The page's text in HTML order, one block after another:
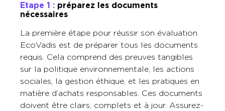
Etape 1 : préparez les documents
nécessaires
La première étape pour réussir son évaluation
EcoVadis est de préparer tous les documents
requis. Cela comprend des preuves tangibles
sur la politique environnementale, les actions
sociales, la gestion éthique, et les pratiques en
matière d’achats responsables. Ces documents
doivent être clairs, complets et à jour. Assurez-